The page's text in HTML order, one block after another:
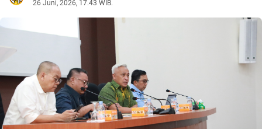
26 Juni, 2026, 17.43 WIB.